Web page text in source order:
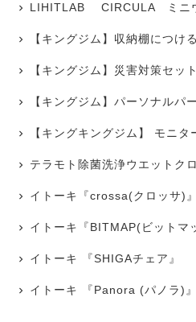
LIHITLAB CIRCULA ミニ
【キングジム】収納棚につけ
【キングジム】災害対策セッ
【キングジム】パーソナルパ
【キングキングジム】 モニタ
テラモト除菌洗浄ウエットク
イトーキ『crossa(クロッサ)』
イトーキ『BITMAP(ビットマ
イトーキ 『SHIGAチェア』
イトーキ 『Panora (パノラ)』